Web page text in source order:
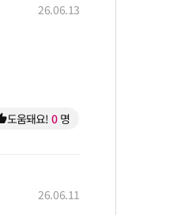
26.06.13
도움돼요! 0 명
26.06.11